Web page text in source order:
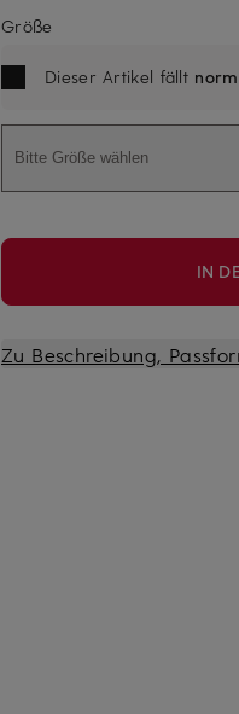
Größe
Dieser Artikel fällt
Bitte Größe wählen
IN
Zu Beschreibung,